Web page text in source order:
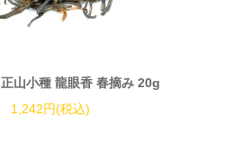
山小種 龍眼香 春摘み 20g
1,242円(税込)